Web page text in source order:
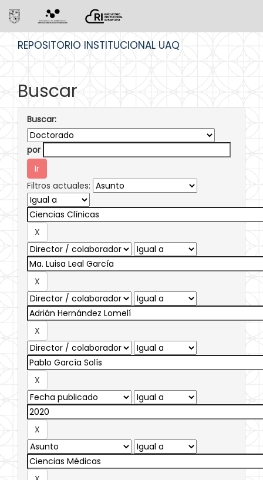
REPOSITORIO INSTITUCIONAL UAQ
Buscar
Buscar:
por
Filtros actuales: